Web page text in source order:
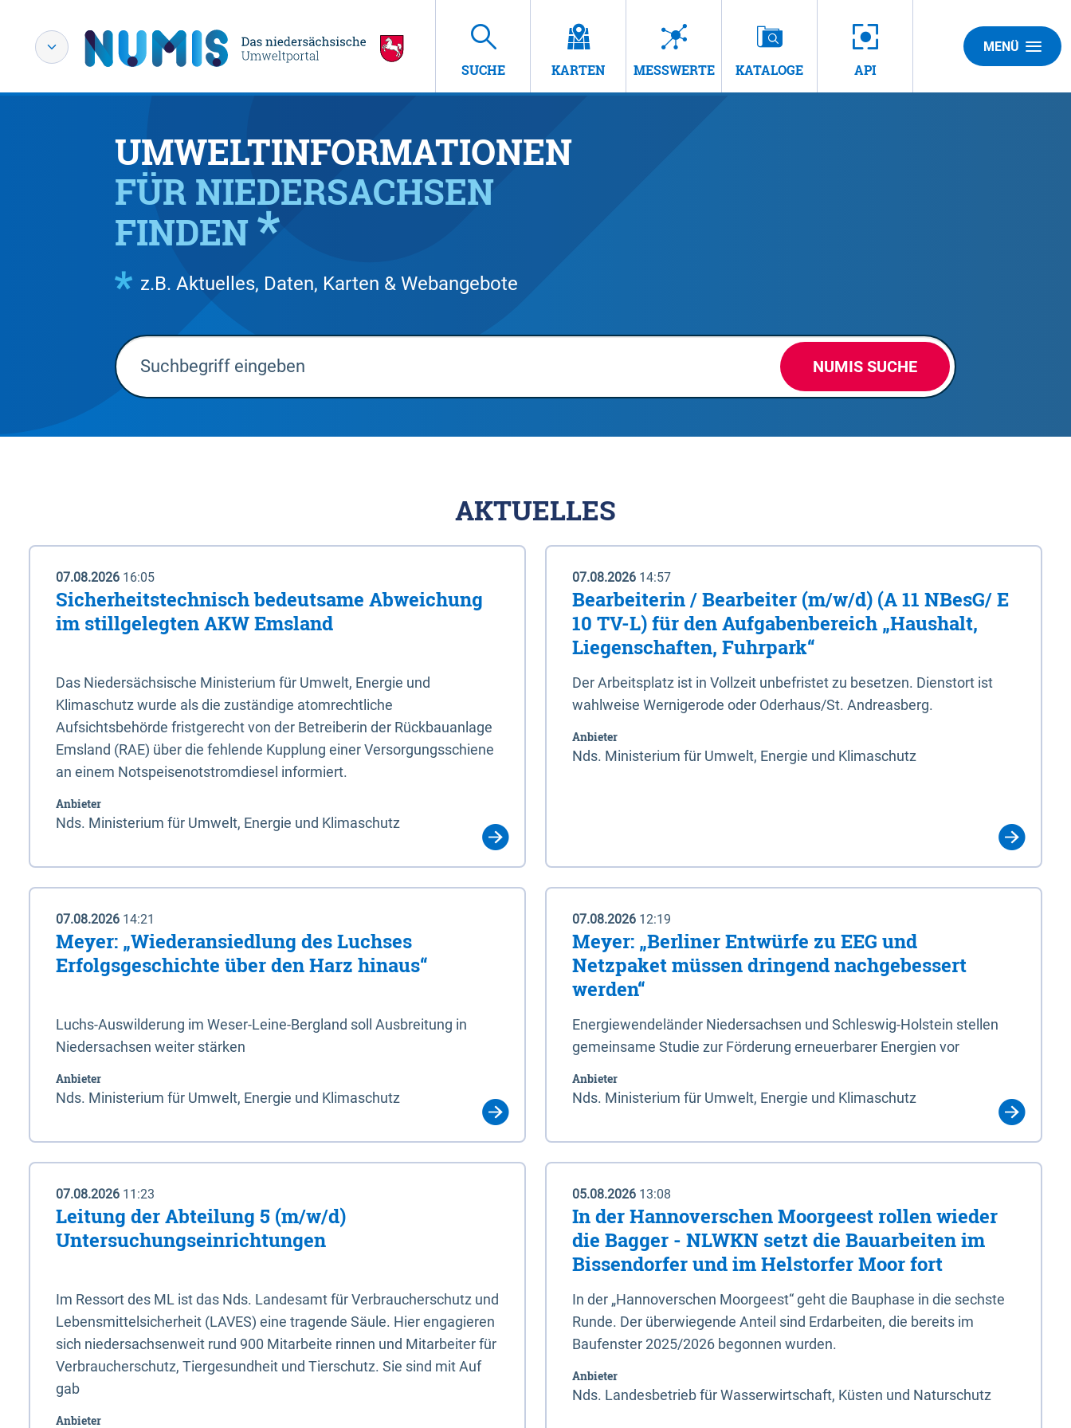
SUCHE KARTEN MESSWERTE KATALOGE API
MENÜ
UMWELTINFORMATIONEN
FÜR NIEDERSACHSEN
FINDEN
z.B. Aktuelles, Daten, Karten & Webangebote
NUMIS SUCHE
AKTUELLES
07.08.2026 16:05
Sicherheitstechnisch bedeutsame Abweichung
im stillgelegten AKW Emsland
Das Niedersächsische Ministerium für Umwelt, Energie und
Klimaschutz wurde als die zuständige atomrechtliche
Aufsichtsbehörde fristgerecht von der Betreiberin der Rückbauanlage
Emsland (RAE) über die fehlende Kupplung einer Versorgungsschiene
an einem Notspeisenotstromdiesel informiert.
Anbieter
Nds. Ministerium für Umwelt, Energie und Klimaschutz
07.08.2026 14:57
Bearbeiterin / Bearbeiter (m/w/d) (A 11 NBesG/ E
10 TV-L) für den Aufgabenbereich „Haushalt,
Liegenschaften, Fuhrpark“
Der Arbeitsplatz ist in Vollzeit unbefristet zu besetzen. Dienstort ist
wahlweise Wernigerode oder Oderhaus/St. Andreasberg.
Anbieter
Nds. Ministerium für Umwelt, Energie und Klimaschutz
07.08.2026 14:21
Meyer: „Wiederansiedlung des Luchses
Erfolgsgeschichte über den Harz hinaus“
Luchs-Auswilderung im Weser-Leine-Bergland soll Ausbreitung in
Niedersachsen weiter stärken
Anbieter
Nds. Ministerium für Umwelt, Energie und Klimaschutz
07.08.2026 12:19
Meyer: „Berliner Entwürfe zu EEG und
Netzpaket müssen dringend nachgebessert
werden“
Energiewendeländer Niedersachsen und Schleswig-Holstein stellen
gemeinsame Studie zur Förderung erneuerbarer Energien vor
Anbieter
Nds. Ministerium für Umwelt, Energie und Klimaschutz
07.08.2026 11:23
Leitung der Abteilung 5 (m/w/d)
Untersuchungseinrichtungen
Im Ressort des ML ist das Nds. Landesamt für Verbraucherschutz und
Lebensmittelsicherheit (LAVES) eine tragende Säule. Hier engagieren
sich niedersachsenweit rund 900 Mitarbeite rinnen und Mitarbeiter für
Verbraucherschutz, Tiergesundheit und Tierschutz. Sie sind mit Auf
gab
Anbieter
05.08.2026 13:08
In der Hannoverschen Moorgeest rollen wieder
die Bagger - NLWKN setzt die Bauarbeiten im
Bissendorfer und im Helstorfer Moor fort
In der „Hannoverschen Moorgeest“ geht die Bauphase in die sechste
Runde. Der überwiegende Anteil sind Erdarbeiten, die bereits im
Baufenster 2025/2026 begonnen wurden.
Anbieter
Nds. Landesbetrieb für Wasserwirtschaft, Küsten und Naturschutz